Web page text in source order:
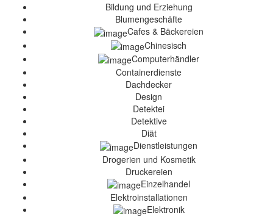
Bildung und Erziehung
Blumengeschäfte
Cafes & Bäckereien
Chinesisch
Computerhändler
Containerdienste
Dachdecker
Design
Detektei
Detektive
Diät
Dienstleistungen
Drogerien und Kosmetik
Druckereien
Einzelhandel
Elektroinstallationen
Elektronik